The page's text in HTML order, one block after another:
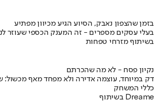
בזמן שהצפון נאבק, הסיוע הגיע מכיוון מפתיע
בעלי עסקים מספרים - זה המענק הכספי שעוזר
בשיתוף מזרחי טפחות
נקיון פסח - לא מה שהכרתם
דק במיוחד, עוצמה אדירה ולא מפחד מאף
כללי המשחק
בשיתוף Dreame